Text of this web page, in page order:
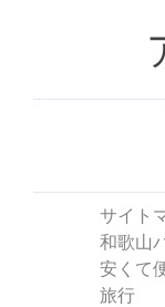
サイト
和歌山
安くて
旅行